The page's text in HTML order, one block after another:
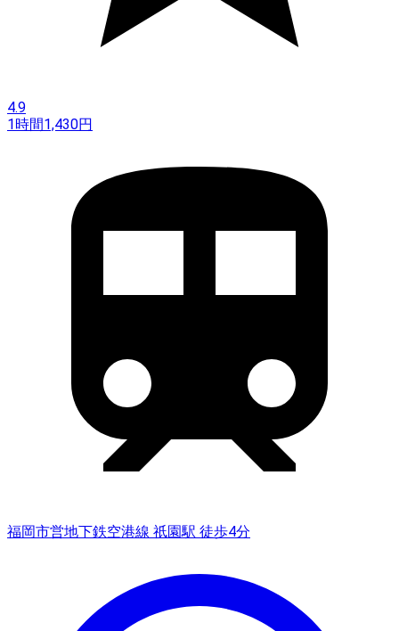
4.9
1時間1,430円
福岡市営地下鉄空港線 祇園駅 徒歩4分